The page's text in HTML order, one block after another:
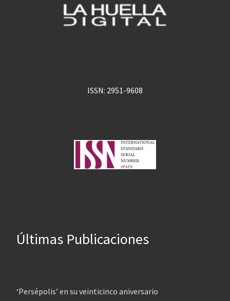
ISSN: 2951-9608
Últimas Publicaciones
‘Persépolis’ en su veinticinco aniversario